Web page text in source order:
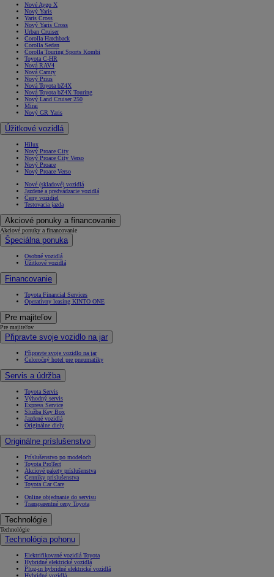
Nové Aygo X
Nový Yaris
Yaris Cross
Nový Yaris Cross
Urban Cruiser
Corolla Hatchback
Corolla Sedan
Corolla Touring Sports Kombi
Toyota C-HR
Nová RAV4
Nová Camry
Nový Prius
Nová Toyota bZ4X
Nová Toyota bZ4X Touring
Nový Land Cruiser 250
Mirai
Nový GR Yaris
Úžitkové vozidlá
Hilux
Nový Proace City
Nový Proace City Verso
Nový Proace
Nový Proace Verso
Nové (skladové) vozidlá
Jazdené a predvádzacie vozidlá
Ceny vozidiel
Testovacia jazda
Akciové ponuky a financovanie
Akciové ponuky a financovanie
Špeciálna ponuka
Osobné vozidlá
Úžitkové vozidlá
Financovanie
Toyota Financial Services
Operatívny leasing KINTO ONE
Pre majiteľov
Pre majiteľov
Připravte svoje vozidlo na jar
Připravte svoje vozidlo na jar
Celoročný hotel pre pneumatiky
Servis a údržba
Toyota Servis
Výhodný servis
Express Service
Služba Key Box
Jazdené vozidlá
Originálne diely
Originálne príslušenstvo
Príslušenstvo po modeloch
Toyota ProTect
Akciové pakety príslušenstva
Cenníky príslušenstva
Toyota Car Care
Online objednanie do servisu
Transparentné ceny Toyota
Technológie
Technológie
Technológia pohonu
Elektrifikované vozidlá Toyota
Hybridné elektrické vozidlá
Plug-in hybridné elektrické vozidlá
Hybridné vozidlá